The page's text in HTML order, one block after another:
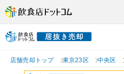
店舗売却トップ 東京23区 中央区